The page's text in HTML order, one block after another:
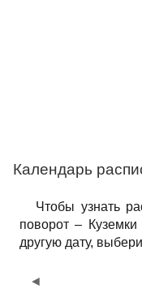
Календарь
Чтобы узнать
поворот –
другую дату,
◄